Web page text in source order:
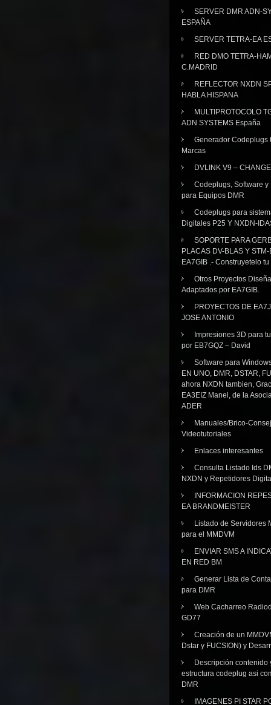
SERVER DMR ADN-
ESPAÑA
SERVER TETRA-EA
RED DMO TETRA-
C.MADRID
REFLECTOR NXDN
HABLA HISPANA
MULTIPROTOCOLO
ADN SYSTEMS España
Generador Codeplugs
Marcas
DVLINK V9 –
Codeplugs, Software y
para Equipos DMR
Codeplugs para
Digitales P25 Y NXDN-
SOPORTE PARA
PLACAS DV-BLAS Y
EA7GIB .- Construyetelo
Otros Proyectos
Adaptados por EA7GIB.
PROYECTOS DE
JOSE ANTONIO
Impresiones 3D para
por EB7GQZ – David
Software para
EN UNO, DMR, DSTAR,
ahora NXDN tambien,
EA3EIZ Manel, de la
ADER
Manuales/Brico-
Videotutoriales
Enlaces interesantes
Consulta Listado Ids
NXDN y Repetidores
INFORMACION
EA BRANDMEISTER
Listado de Servidores
para el MMDVM
ENVIAR SMS A
EN RED BM
Generar Lista de
para DMR
Web Cacharreo
GD77
Creación de un
Dstar y FUCSION) y
Descripción contenido
estructura codeplug asi
DMR
IMAGENES PI STAR